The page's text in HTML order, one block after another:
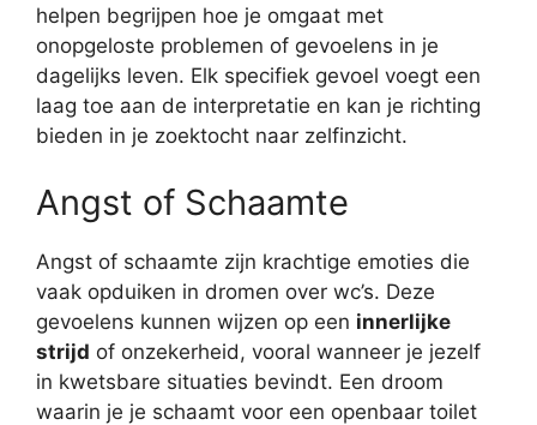
helpen begrijpen hoe je omgaat met
onopgeloste problemen of gevoelens in je
dagelijks leven. Elk specifiek gevoel voegt een
laag toe aan de interpretatie en kan je richting
bieden in je zoektocht naar zelfinzicht.
Angst of Schaamte
Angst of schaamte zijn krachtige emoties die
vaak opduiken in dromen over wc’s. Deze
gevoelens kunnen wijzen op een innerlijke
strijd of onzekerheid, vooral wanneer je jezelf
in kwetsbare situaties bevindt. Een droom
waarin je je schaamt voor een openbaar toilet